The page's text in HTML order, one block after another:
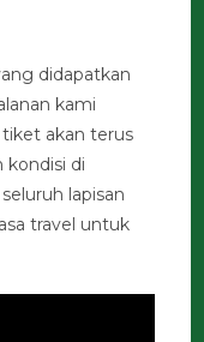
didapatkan
kami
akan terus
kondisi di
lapisan
travel untuk